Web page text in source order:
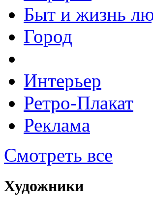
Быт и жизнь
Город
Интерьер
Ретро-Плакат
Реклама
Смотреть все
Художники